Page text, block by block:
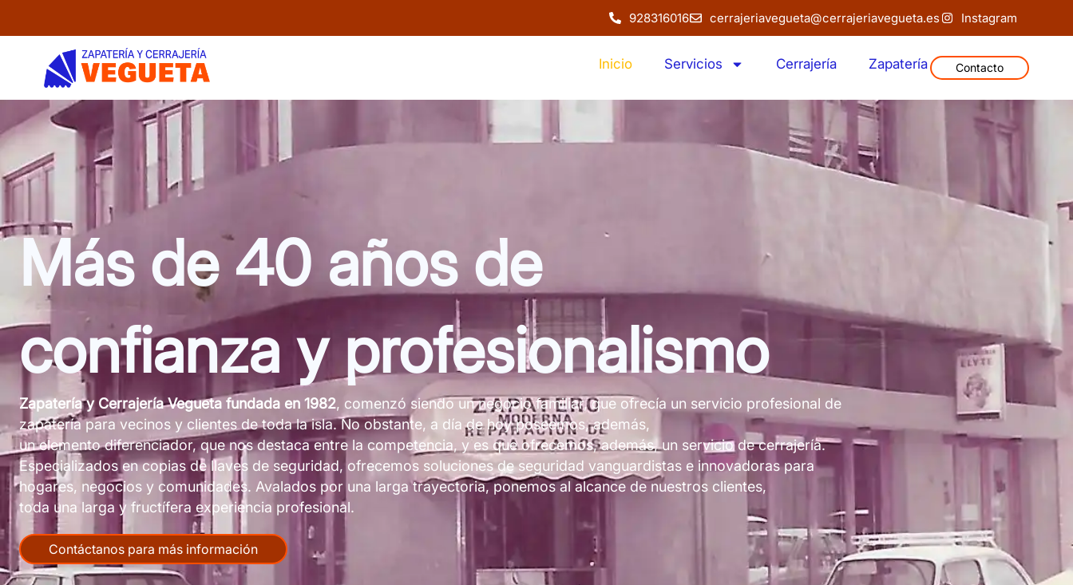
contenido
928316016 cerrajeriavegueta@cerrajeriavegueta.es Instagram
Inicio Servicios Cerrajería Zapatería Contacto
Más de 40 años de
confianza y profesionalismo
Zapatería y Cerrajería Vegueta fundada en 1982, comenzó siendo un negocio familiar, que ofrecía un servicio profesional de
zapatería para vecinos y clientes de toda la isla. No obstante, a día de hoy poseemos, además,
un elemento diferenciador, que nos destaca entre la competencia, y es que ofrecemos, además, un servicio de cerrajería.
Especializados en copias de llaves de seguridad, ofrecemos soluciones de seguridad vanguardistas e innovadoras para
hogares, negocios y comunidades. Avalados por una larga trayectoria, ponemos al alcance de nuestros clientes,
toda una larga y fructífera experiencia profesional.
Contáctanos para más información